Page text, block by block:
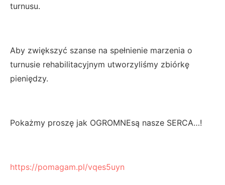
turnusu.
Aby zwiększyć szanse na spełnienie marzenia o
turnusie rehabilitacyjnym utworzyliśmy zbiórkę
pieniędzy.
Pokażmy proszę jak OGROMNEsą nasze SERCA…!
https://pomagam.pl/vqes5uyn